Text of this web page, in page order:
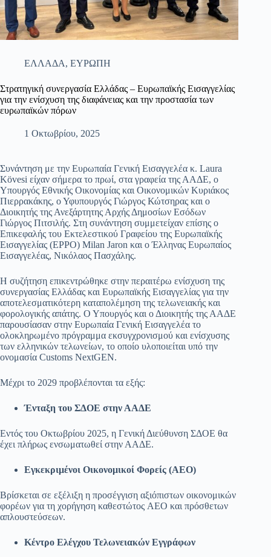
ΕΛΛΑΔΑ, ΕΥΡΩΠΗ
Στρατηγική συνεργασία Ελλάδας – Ευρωπαϊκής Εισαγγελίας
για την ενίσχυση της διαφάνειας και την προστασία των
ευρωπαϊκών πόρων
1 Οκτωβρίου, 2025
Συνάντηση με την Ευρωπαία Γενική Εισαγγελέα κ. Laura
Kövesi είχαν σήμερα το πρωί, στα γραφεία της ΑΑΔΕ, ο
Υπουργός Εθνικής Οικονομίας και Οικονομικών Κυριάκος
Πιερρακάκης, ο Υφυπουργός Γιώργος Κώτσηρας και ο
Διοικητής της Ανεξάρτητης Αρχής Δημοσίων Εσόδων
Γιώργος Πιτσιλής. Στη συνάντηση συμμετείχαν επίσης ο
Επικεφαλής του Εκτελεστικού Γραφείου της Ευρωπαϊκής
Εισαγγελίας (EPPO) Milan Jaron και ο Έλληνας Ευρωπαίος
Εισαγγελέας, Νικόλαος Πασχάλης.
Η συζήτηση επικεντρώθηκε στην περαιτέρω ενίσχυση της
συνεργασίας Ελλάδας και Ευρωπαϊκής Εισαγγελίας για την
αποτελεσματικότερη καταπολέμηση της τελωνειακής και
φορολογικής απάτης. Ο Υπουργός και ο Διοικητής της ΑΑΔΕ
παρουσίασαν στην Ευρωπαία Γενική Εισαγγελέα το
ολοκληρωμένο πρόγραμμα εκσυγχρονισμού και ενίσχυσης
των ελληνικών τελωνείων, το οποίο υλοποιείται υπό την
ονομασία Customs NextGEN.
Μέχρι το 2029 προβλέπονται τα εξής:
Ένταξη του ΣΔΟΕ στην ΑΑΔΕ
Εντός του Οκτωβρίου 2025, η Γενική Διεύθυνση ΣΔΟΕ θα
έχει πλήρως ενσωματωθεί στην ΑΑΔΕ.
Εγκεκριμένοι Οικονομικοί Φορείς (AEO)
Βρίσκεται σε εξέλιξη η προσέγγιση αξιόπιστων οικονομικών
φορέων για τη χορήγηση καθεστώτος AEO και πρόσθετων
απλουστεύσεων.
Κέντρο Ελέγχου Τελωνειακών Εγγράφων